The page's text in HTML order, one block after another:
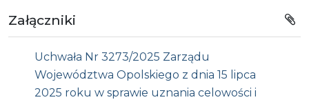
Załączniki
Uchwała Nr 3273/2025 Zarządu
Województwa Opolskiego z dnia 15 lipca
2025 roku w sprawie uznania celowości i